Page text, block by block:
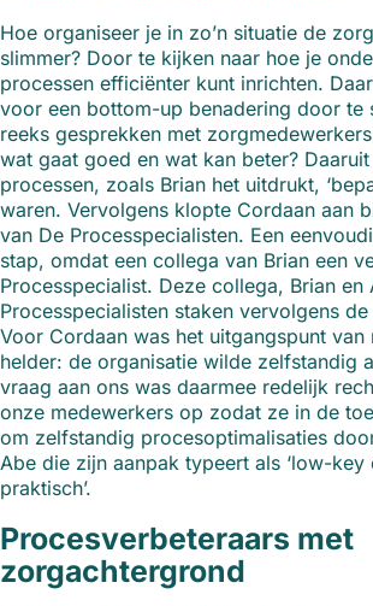
Hoe organiseer je in zo’n situatie de
slimmer? Door te kijken naar hoe je
processen efficiënter kunt inrichten.
voor een bottom-up benadering door te
reeks gesprekken met
wat gaat goed en wat kan beter?
processen, zoals Brian het uitdrukt,
waren. Vervolgens klopte Cordaan aan
van De Processpecialisten. Een
stap, omdat een collega van Brian een
Processpecialist. Deze collega, Brian en
Processpecialisten staken vervolgens
Voor Cordaan was het uitgangspunt van
helder: de organisatie wilde zelfstandig
vraag aan ons was daarmee redelijk
onze medewerkers op zodat ze in de
om zelfstandig procesoptimalisaties
Abe die zijn aanpak typeert als ‘low-key
praktisch’.
Procesverbeteraars met
zorgachtergrond